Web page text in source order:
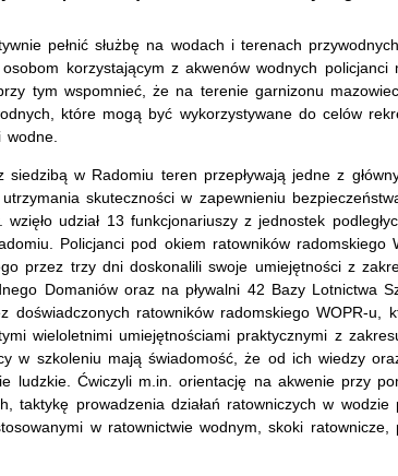
pełnić służbę na wodach i terenach
korzystającym z akwenów wodnych policjanci
tym wspomnieć, że na terenie garnizonu
które mogą być wykorzystywane do celów
wodne.
siedzibą w Radomiu teren przepływają jedne z
skuteczności w zapewnieniu
udział 13 funkcjonariuszy z jednostek
Policjanci pod okiem ratowników radomskiego
przez trzy dni doskonalili swoje umiejętności z
Domaniów oraz na pływalni 42 Bazy Lotnictwa
doświadczonych ratowników radomskiego WOPR-u,
wieloletnimi umiejętnościami praktycznymi z
w szkoleniu mają świadomość, że od ich wiedzy
ludzkie. Ćwiczyli m.in. orientację na akwenie przy
taktykę prowadzenia działań ratowniczych w wodzie
w ratownictwie wodnym, skoki ratownicze,